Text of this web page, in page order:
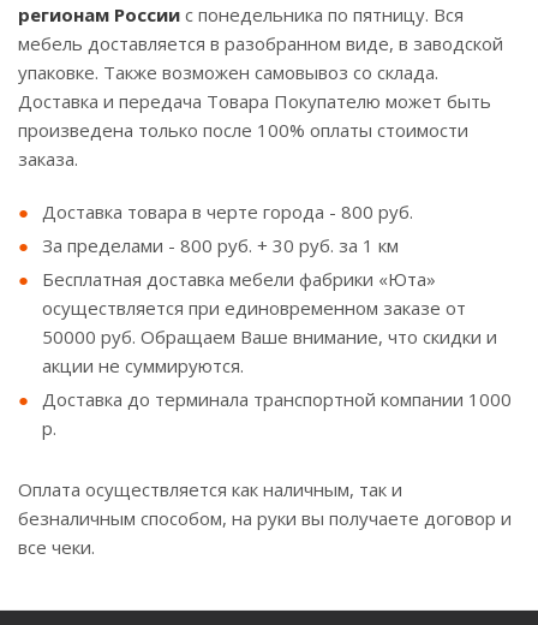
регионам России с понедельника по пятницу. Вся
мебель доставляется в разобранном виде, в заводской
упаковке. Также возможен самовывоз со склада.
Доставка и передача Товара Покупателю может быть
произведена только после 100% оплаты стоимости
заказа.
Доставка товара в черте города - 800 руб.
За пределами - 800 руб. + 30 руб. за 1 км
Бесплатная доставка мебели фабрики «Юта»
осуществляется при единовременном заказе от
50000 руб. Обращаем Ваше внимание, что скидки и
акции не суммируются.
Доставка до терминала транспортной компании 1000
р.
Оплата осуществляется как наличным, так и
безналичным способом, на руки вы получаете договор и
все чеки.